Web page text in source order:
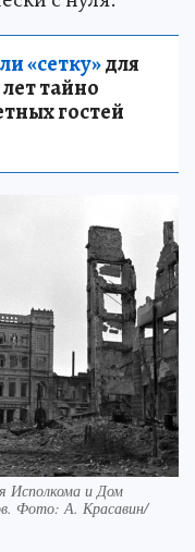
«сетку»для
тайно
гостей
Исполкома и Дом
Фото: А. Красавин/